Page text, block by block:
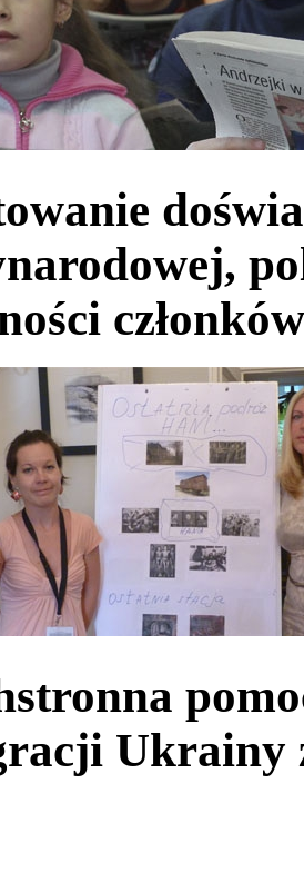
Ukrainy